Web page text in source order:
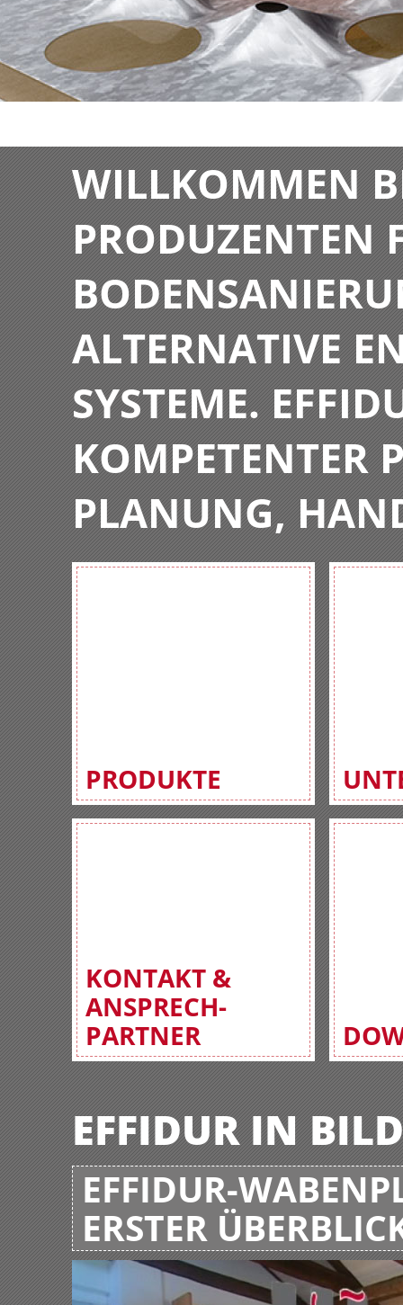
WILLKOMMEN
PRODUZENTEN
ALTERNATIVE
SYSTEME.
KOMPETENTER
PLANUNG,
PRODUKTE
KONTAKT &
ANSPRECH-
PARTNER
EFFIDUR IN
EFFIDUR-
ERSTER